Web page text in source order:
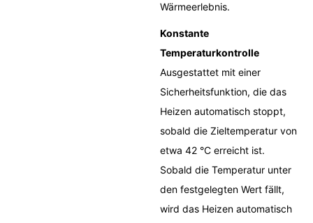
Wärmeerlebnis.
Konstante
Temperaturkontrolle
Ausgestattet mit einer
Sicherheitsfunktion, die das
Heizen automatisch stoppt,
sobald die Zieltemperatur von
etwa 42 °C erreicht ist.
Sobald die Temperatur unter
den festgelegten Wert fällt,
wird das Heizen automatisch